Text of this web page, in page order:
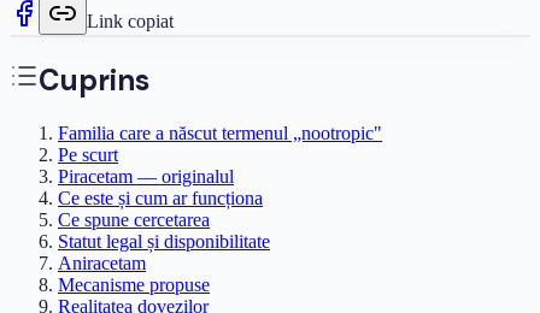
Link copiat
Cuprins
Familia care a născut termenul „nootropic"
Pe scurt
Piracetam — originalul
Ce este și cum ar funcționa
Ce spune cercetarea
Statut legal și disponibilitate
Aniracetam
Mecanisme propuse
Realitatea dovezilor